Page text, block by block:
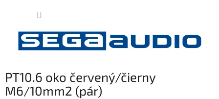
PT10.6 oko červený/čierny
M6/10mm2 (pár)